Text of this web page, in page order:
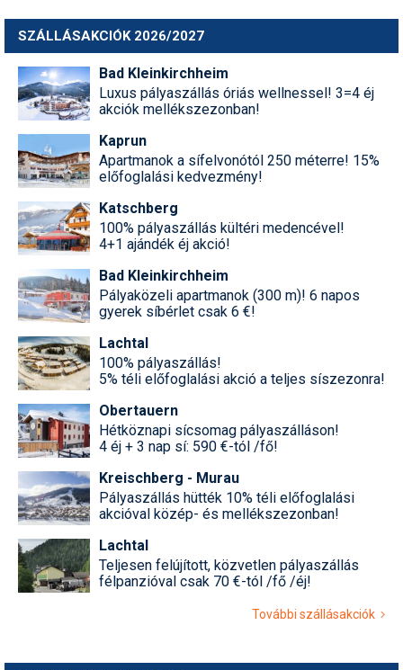
Síszerviz
Sítechnika
Síugrás
Snowboard
Snowboardfelszerelés
Sportorvos
Szakértők
Szánkó
Szótárak
Telemark
Termékajánló
Történelem
Túrasí
Utasbiztosítás
Utazási tippek
SZÁLLÁSAKCIÓK 2026/2027
Bad Kleinkirchheim
Luxus pályaszállás óriás wellnessel! 3=4 éj
akciók mellékszezonban!
Kaprun
Apartmanok a sífelvonótól 250 méterre! 15%
előfoglalási kedvezmény!
Katschberg
100% pályaszállás kültéri medencével!
4+1 ajándék éj akció!
Bad Kleinkirchheim
Pályaközeli apartmanok (300 m)! 6 napos
gyerek síbérlet csak 6 €!
Lachtal
100% pályaszállás!
5% téli előfoglalási akció a teljes síszezonra!
Obertauern
Hétköznapi sícsomag pályaszálláson!
4 éj + 3 nap sí: 590 €-tól /fő!
Kreischberg - Murau
Pályaszállás hütték 10% téli előfoglalási
akcióval közép- és mellékszezonban!
Lachtal
Teljesen felújított, közvetlen pályaszállás
félpanzióval csak 70 €-tól /fő /éj!
További szállásakciók